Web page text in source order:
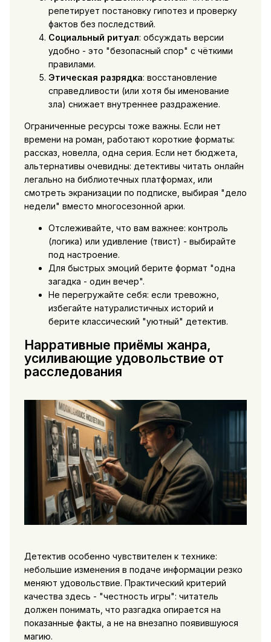
репетирует постановку гипотез и проверку
фактов без последствий.
Социальный ритуал: обсуждать версии
удобно - это "безопасный спор" с чёткими
правилами.
Этическая разрядка: восстановление
справедливости (или хотя бы именование
зла) снижает внутреннее раздражение.
Ограниченные ресурсы тоже важны. Если нет
времени на роман, работают короткие форматы:
рассказ, новелла, одна серия. Если нет бюджета,
альтернативы очевидны: детективы читать онлайн
легально на библиотечных платформах, или
смотреть экранизации по подписке, выбирая "дело
недели" вместо многосезонной арки.
Отслеживайте, что вам важнее: контроль
(логика) или удивление (твист) - выбирайте
под настроение.
Для быстрых эмоций берите формат "одна
загадка - один вечер".
Не перегружайте себя: если тревожно,
избегайте натуралистичных историй и
берите классический "уютный" детектив.
Нарративные приёмы жанра,
усиливающие удовольствие от
расследования
Детектив особенно чувствителен к технике:
небольшие изменения в подаче информации резко
меняют удовольствие. Практический критерий
качества здесь - "честность игры": читатель
должен понимать, что разгадка опирается на
показанные факты, а не на внезапно появившуюся
магию.